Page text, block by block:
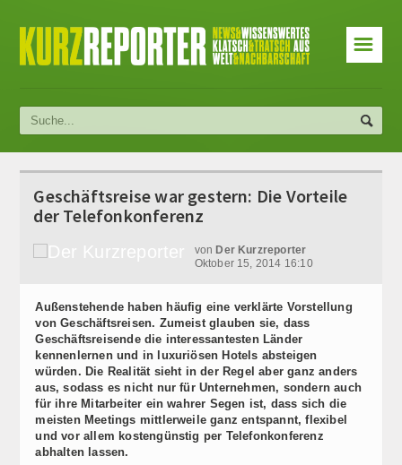
☰
Geschäftsreise war gestern: Die Vorteile
der Telefonkonferenz
von Der Kurzreporter
Oktober 15, 2014 16:10
Außenstehende haben häufig eine verklärte Vorstellung
von Geschäftsreisen. Zumeist glauben sie, dass
Geschäftsreisende die interessantesten Länder
kennenlernen und in luxuriösen Hotels absteigen
würden. Die Realität sieht in der Regel aber ganz anders
aus, sodass es nicht nur für Unternehmen, sondern auch
für ihre Mitarbeiter ein wahrer Segen ist, dass sich die
meisten Meetings mittlerweile ganz entspannt, flexibel
und vor allem kostengünstig per Telefonkonferenz
abhalten lassen.